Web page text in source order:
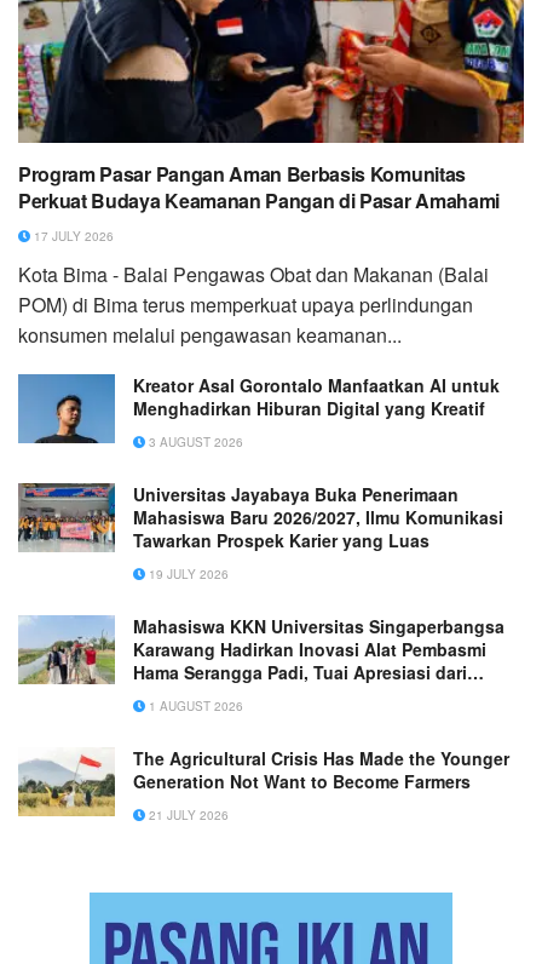
Program Pasar Pangan Aman Berbasis Komunitas
Perkuat Budaya Keamanan Pangan di Pasar Amahami
17 JULY 2026
Kota Bima - Balai Pengawas Obat dan Makanan (Balai
POM) di Bima terus memperkuat upaya perlindungan
konsumen melalui pengawasan keamanan...
Kreator Asal Gorontalo Manfaatkan AI untuk
Menghadirkan Hiburan Digital yang Kreatif
3 AUGUST 2026
Universitas Jayabaya Buka Penerimaan
Mahasiswa Baru 2026/2027, Ilmu Komunikasi
Tawarkan Prospek Karier yang Luas
19 JULY 2026
Mahasiswa KKN Universitas Singaperbangsa
Karawang Hadirkan Inovasi Alat Pembasmi
Hama Serangga Padi, Tuai Apresiasi dari
Gapoktan Desa Sukakarsa
1 AUGUST 2026
The Agricultural Crisis Has Made the Younger
Generation Not Want to Become Farmers
21 JULY 2026